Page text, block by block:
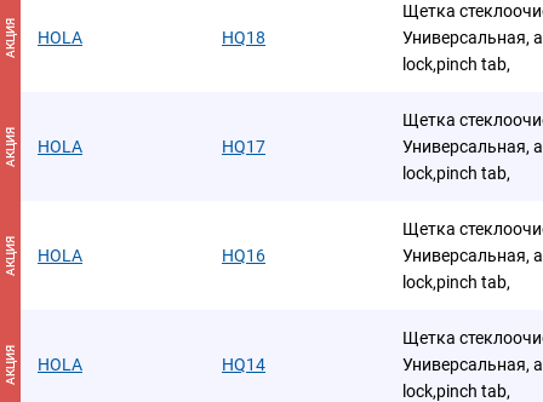
АКЦИЯ HOLA HQ18
Щетка
Универсальная,
lock,pinch tab,
АКЦИЯ HOLA HQ17
Щетка
Универсальная,
lock,pinch tab,
АКЦИЯ HOLA HQ16
Щетка
Универсальная,
lock,pinch tab,
АКЦИЯ HOLA HQ14
Щетка
Универсальная,
lock,pinch tab,